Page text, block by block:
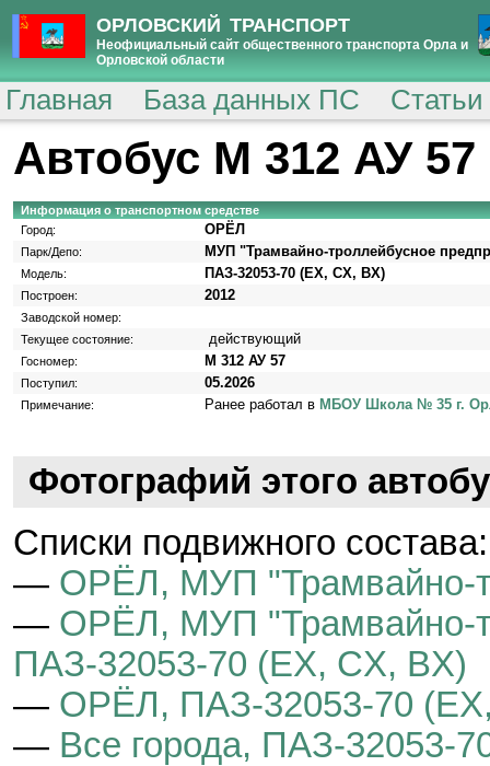
ОРЛОВСКИЙ ТРАНСПОРТ
Неофициальный сайт общественного транспорта Орла и
Орловской области
Главная База данных ПС
Автобус М 312 АУ 57
Информация о транспортном средстве
Город:
ОРЁЛ
Парк/Депо: МУП "Трамвайно-троллейбусное
Модель: ПАЗ-32053-70 (EX, CX, BX)
Построен: 2012
Заводской номер:
Текущее состояние:
действующий
Госномер: М 312 АУ 57
Поступил: 05.2026
Примечание: Ранее работал в МБОУ Школа № 35 г.
Фотографий этого
Cписки подвижного состава:
— ОРЁЛ, МУП "Трамвайно-
— ОРЁЛ, МУП "Трамвайно-
ПАЗ-32053-70 (EX, CX, BX)
— ОРЁЛ, ПАЗ-32053-70
— Все города, ПАЗ-32053-